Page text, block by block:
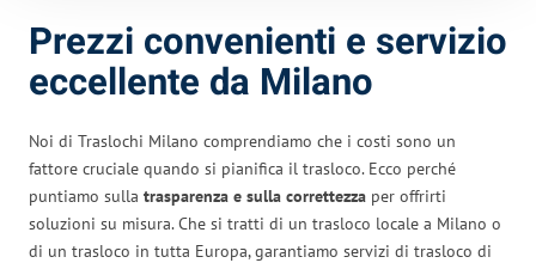
Prezzi convenienti e servizio
eccellente da Milano
Noi di Traslochi Milano comprendiamo che i costi sono un
fattore cruciale quando si pianifica il trasloco. Ecco perché
puntiamo sulla trasparenza e sulla correttezza per offrirti
soluzioni su misura. Che si tratti di un trasloco locale a Milano o
di un trasloco in tutta Europa, garantiamo servizi di trasloco di